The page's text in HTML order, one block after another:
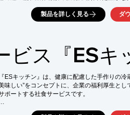
○金貼紙
カラー（桃、水、グリーン、黄）
製品を詳しく見る ダ
ビス『ESキ
『ESキッチン』は、健康に配慮した手作りの冷
味しい”をコンセプトに、企業の福利厚生とし
ポートする社食サービスです。
食事環境の整備をすることで、「従業員を大切